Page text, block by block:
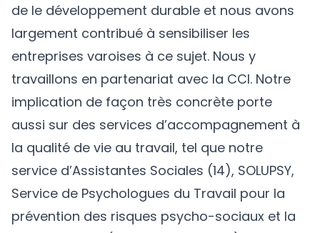
de le développement durable et nous avons
largement contribué à sensibiliser les
entreprises varoises à ce sujet. Nous y
travaillons en partenariat avec la CCI. Notre
implication de façon très concrète porte
aussi sur des services d’accompagnement à
la qualité de vie au travail, tel que notre
service d’Assistantes Sociales (14), SOLUPSY,
Service de Psychologues du Travail pour la
prévention des risques psycho-sociaux et la